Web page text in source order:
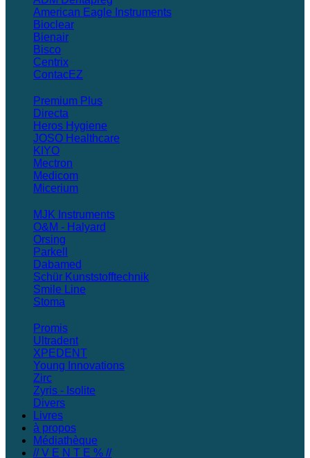
American Eagle Instruments
Bioclear
Bienair
Bisco
Centrix
ContacEZ
Premium Plus
Directa
Heros Hygiene
JOSO Healthcare
KIYO
Mectron
Medicom
Micerium
MJK Instruments
O&M - Halyard
Orsing
Parkell
Dabamed
Schür Kunststofftechnik
Smile Line
Stoma
Promis
Ultradent
XPEDENT
Young Innovations
Zirc
Zyris - Isolite
Divers
Livres
à propos
Médiathèque
// V E N T E % //